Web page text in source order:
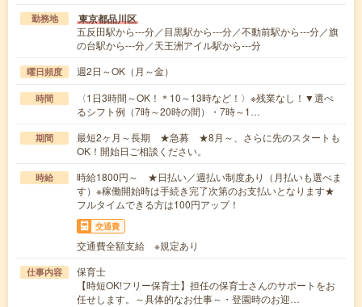
勤務地 東京都品川区
五反田駅から---分／目黒駅から---分／不動前駅から---分／旗
の台駅から---分／天王洲アイル駅から---分
曜日頻度 週2日～OK（月～金）
時間
〈1日3時間～OK！＊10～13時など！〉※残業なし！▼選べ
るシフト例（7時～20時の間）・7時～1…
期間
最短2ヶ月～長期 ★急募 ★8月～、さらに先のスタートも
OK！開始日ご相談ください。
時給
時給1800円～ ★日払い／週払い制度あり（月払いも選べま
す）※稼働開始時は手続き完了次第のお支払いとなります★
フルタイムできる方は100円アップ！
交通費
交通費全額支給 ※規定あり
仕事内容
保育士
【時短OK!フリー保育士】担任の保育士さんのサポートをお
任せします。～具体的なお仕事～・登園時のお迎…